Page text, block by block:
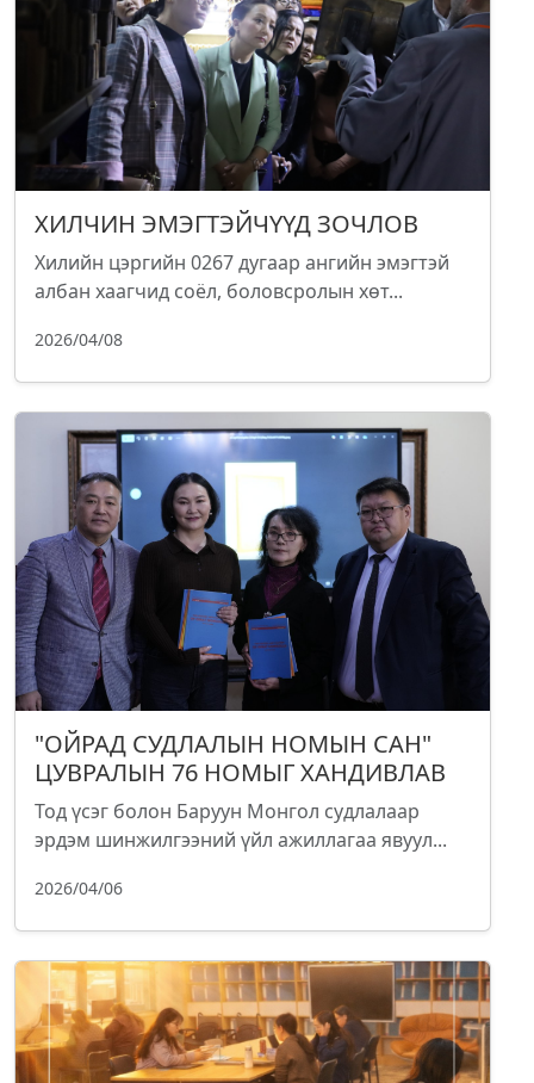
ХИЛЧИН ЭМЭГТЭЙЧҮҮД ЗОЧЛОВ
Хилийн цэргийн 0267 дугаар ангийн эмэгтэй
албан хаагчид соёл, боловсролын хөт...
2026/04/08
"ОЙРАД СУДЛАЛЫН НОМЫН САН"
ЦУВРАЛЫН 76 НОМЫГ ХАНДИВЛАВ
Тод үсэг болон Баруун Монгол судлалаар
эрдэм шинжилгээний үйл ажиллагаа явуул...
2026/04/06